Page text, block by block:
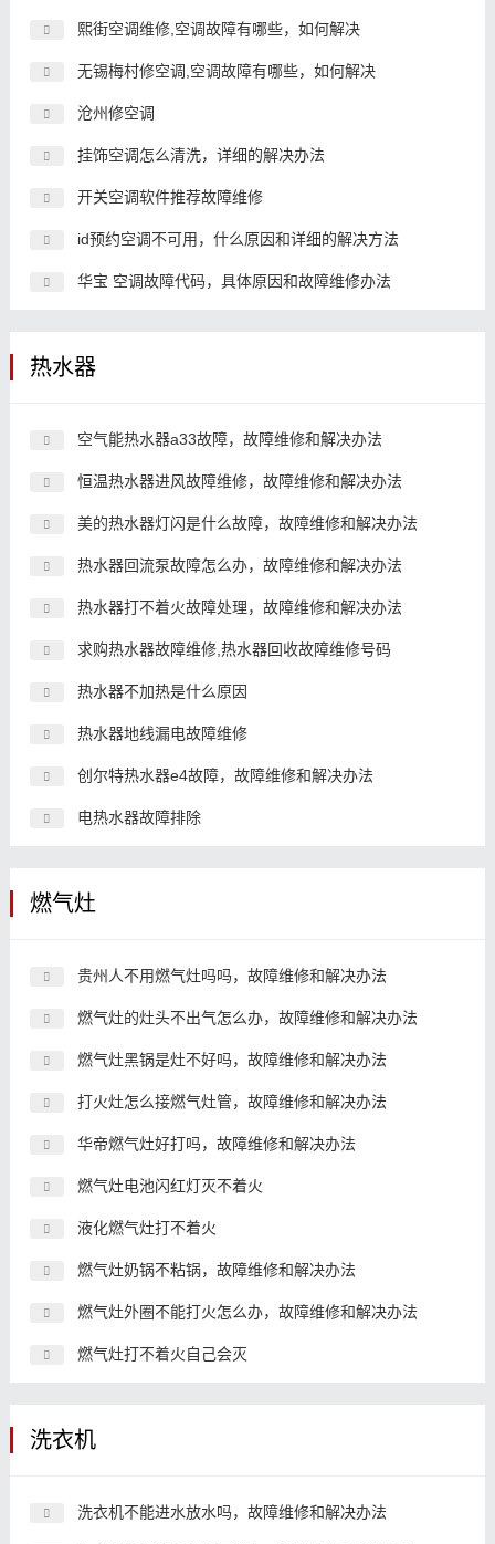
熙街空调维修,空调故障有哪些，如何解决
无锡梅村修空调,空调故障有哪些，如何解决
沧州修空调
挂饰空调怎么清洗，详细的解决办法
开关空调软件推荐故障维修
id预约空调不可用，什么原因和详细的解决方法
华宝 空调故障代码，具体原因和故障维修办法
热水器
空气能热水器a33故障，故障维修和解决办法
恒温热水器进风故障维修，故障维修和解决办法
美的热水器灯闪是什么故障，故障维修和解决办法
热水器回流泵故障怎么办，故障维修和解决办法
热水器打不着火故障处理，故障维修和解决办法
求购热水器故障维修,热水器回收故障维修号码
热水器不加热是什么原因
热水器地线漏电故障维修
创尔特热水器e4故障，故障维修和解决办法
电热水器故障排除
燃气灶
贵州人不用燃气灶吗吗，故障维修和解决办法
燃气灶的灶头不出气怎么办，故障维修和解决办法
燃气灶黑锅是灶不好吗，故障维修和解决办法
打火灶怎么接燃气灶管，故障维修和解决办法
华帝燃气灶好打吗，故障维修和解决办法
燃气灶电池闪红灯灭不着火
液化燃气灶打不着火
燃气灶奶锅不粘锅，故障维修和解决办法
燃气灶外圈不能打火怎么办，故障维修和解决办法
燃气灶打不着火自己会灭
洗衣机
洗衣机不能进水放水吗，故障维修和解决办法